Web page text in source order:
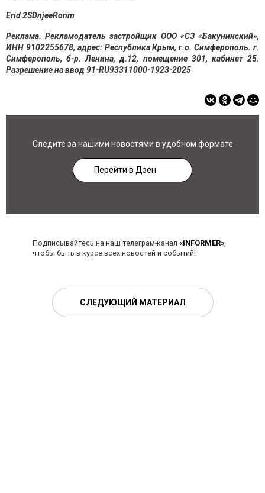
Erid 2SDnjeeRonm
Реклама. Рекламодатель застройщик ООО «СЗ «Бакунинский»,
ИНН 9102255678, адрес: Республика Крым, г.о. Симферополь. г.
Симферополь, б-р. Ленина, д.12, помещение 301, кабинет 25.
Разрешение на ввод 91-RU93311000-1923-2025
Следите за нашими новостями в удобном формате
Перейти в Дзен
Подписывайтесь на наш телеграм-канал «INFORMER»,
чтобы быть в курсе всех новостей и событий!
СЛЕДУЮЩИЙ МАТЕРИАЛ